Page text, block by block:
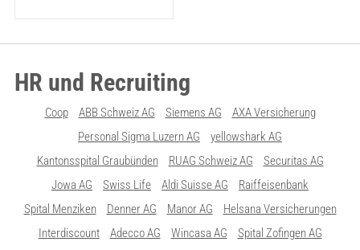
HR und Recruiting
Coop ABB Schweiz AG Siemens AG
AXA Versicherung
Personal Sigma Luzern AG
yellowshark AG
Kantonsspital Graubünden
RUAG Schweiz AG
Securitas AG
Jowa AG
Swiss Life Aldi Suisse AG
Raiffeisenbank
Spital Menziken
Denner AG Manor AG
Helsana Versicherungen
Interdiscount
Adecco AG Wincasa AG Spital Zofingen AG